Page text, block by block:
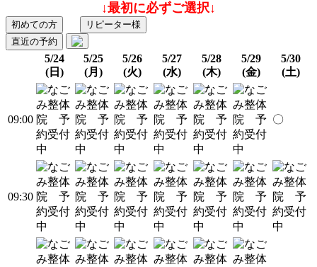
↓最初に必ずご選択↓
初めての方
リピーター様
直近の予約
5/24
(日)
5/25
(月)
5/26
(火)
5/27
(水)
5/28
(木)
5/29
(金)
5/30
(土)
09:00 〇
09:30